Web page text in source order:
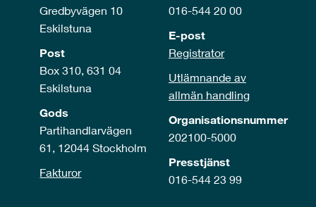
Gredbyvägen 10
Eskilstuna
Post
Box 310, 631 04
Eskilstuna
Gods
Partihandlarvägen
61, 12044 Stockholm
Fakturor
016-544 20 00
E-post
Registrator
Utlämnande av
allmän handling
Organisationsnummer
202100-5000
Presstjänst
016-544 23 99